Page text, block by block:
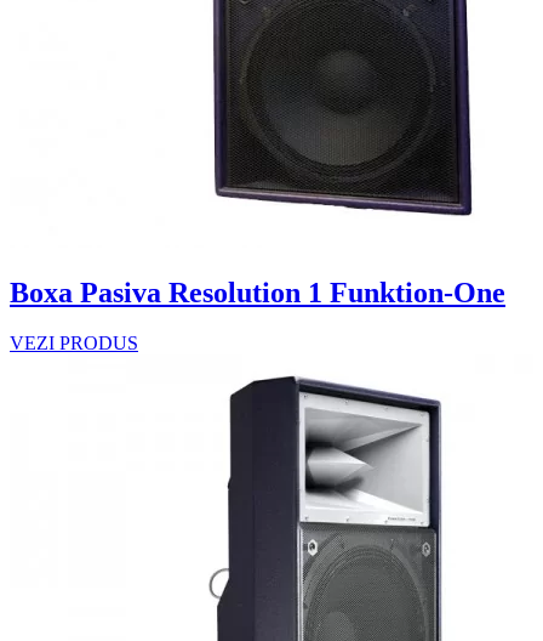
Boxa Pasiva Resolution 1 Funktion-One
VEZI PRODUS